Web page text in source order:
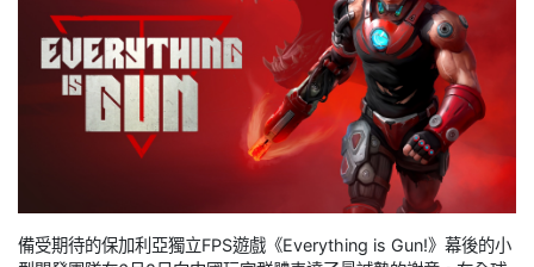
備受期待的保加利亞獨立FPS遊戲《Everything is Gun!》幕後的小